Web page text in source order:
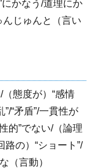
にかなう/道理にか
じゅんと（言い
態度が）“感情
”/“矛盾”/一貫性が
的”でない/（論理
路の）“ショート”/
（言動）